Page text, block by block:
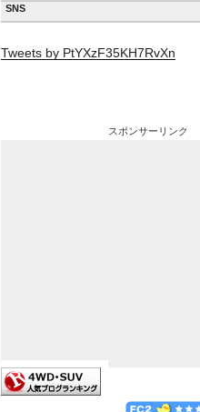
SNS
Tweets by PtYXzF35KH7RvXn
スポンサーリンク